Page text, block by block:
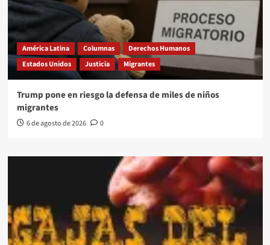
América Latina Columnas
Derechos Humanos
Estados Unidos
Justicia Migrantes
Trump pone en riesgo la defensa de miles de niños
migrantes
6 de agosto de 2026 0